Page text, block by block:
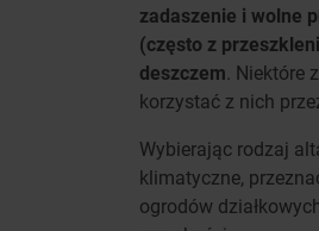
zadaszenie i wolne
(często z
deszczem .
korzystać z nich
Wybierając rodzaj
klimatyczne,
ogrodów